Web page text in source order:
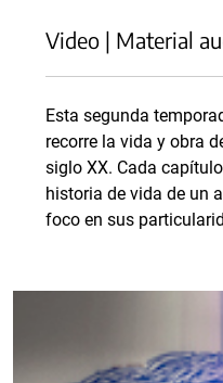
Video | Material
Esta segunda
recorre la vida y obra
siglo XX. Cada
historia de vida de un
foco en sus